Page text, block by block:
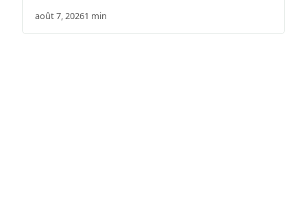
août 7, 20261 min